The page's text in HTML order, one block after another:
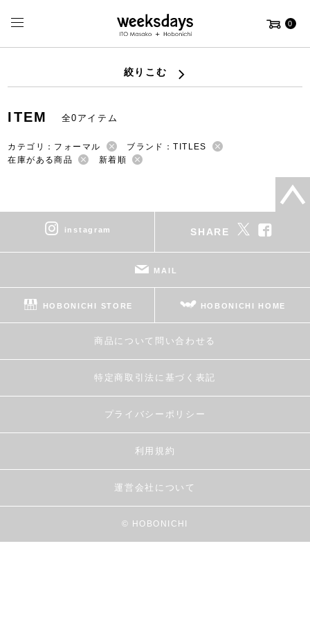
0
絞りこむ
ITEM 全0アイテム
カテゴリ：フォーマル
ブランド：TITLES
在庫がある商品
新着順
instagram SHARE
MAIL
HOBONICHI STORE HOBONICHI HOME
商品について問い合わせる
特定商取引法に基づく表記
プライバシーポリシー
利用規約
運営会社について
© HOBONICHI